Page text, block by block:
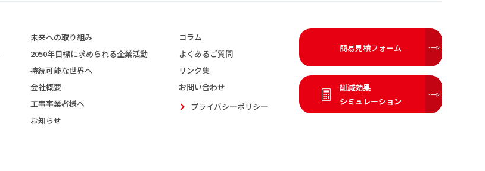
未来への取り組み
2050年目標に求められる企業活動
持続可能な世界へ
会社概要
工事事業者様へ
お知らせ
コラム
よくあるご質問
リンク集
お問い合わせ
プライバシーポリシー
簡易見積フォーム
削減効果
シミュレーション